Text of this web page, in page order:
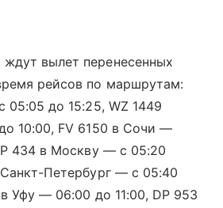
вылет перенесенных
рейсов по маршрутам:
05:05 до 15:25, WZ 1449
10:00, FV 6150 в Сочи —
434 в Москву — с 05:20
Петербург — с 05:40
Уфу — 06:00 до 11:00, DP 953